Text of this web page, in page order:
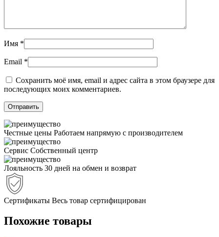
Имя *
Email *
Сохранить моё имя, email и адрес сайта в этом браузере для
последующих моих комментариев.
Честные цены Работаем напрямую с производителем
Сервис Собственный центр
Лояльность 30 дней на обмен и возврат
Сертификаты Весь товар сертифицирован
Похожие товары